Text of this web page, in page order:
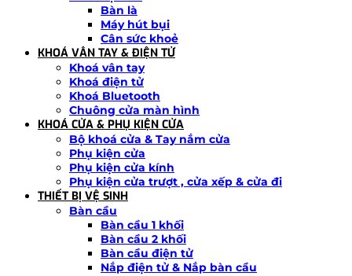
Bàn là
Máy hút bụi
Cân sức khoẻ
KHOÁ VÂN TAY & ĐIỆN TỬ
Khoá vân tay
Khoá điện tử
Khoá Bluetooth
Chuông cửa màn hình
KHOÁ CỬA & PHỤ KIỆN CỬA
Bộ khoá cửa & Tay nắm cửa
Phụ kiện cửa
Phụ kiện cửa kính
Phụ kiện cửa trượt , cửa xếp & cửa đi
THIẾT BỊ VỆ SINH
Bàn cầu
Bàn cầu 1 khối
Bàn cầu 2 khối
Bàn cầu điện tử
Nắp điện tử & Nắp bàn cầu